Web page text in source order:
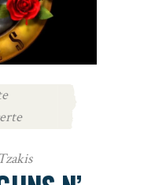
Tzakis